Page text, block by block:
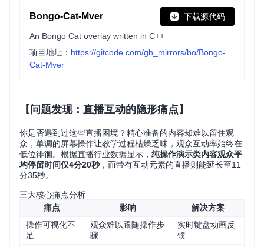
Bongo-Cat-Mver 下载源代码
An Bongo Cat overlay written in C++
项目地址： https://gitcode.com/gh_mirrors/bo/Bongo-
Cat-Mver
【问题发现：直播互动的隐形痛点】
你是否遇到过这些直播困境？精心准备的内容却难以留住观
众，单调的屏幕操作让教学过程枯燥乏味，观众互动率始终在
低位徘徊。根据直播行业数据显示， 纯操作演示类内容观众平
均停留时间仅4分20秒，而带有互动元素的直播则能延长至11
分35秒。
三大核心痛点分析
痛点
影响
解决方案
操作可视化不
足
观众难以跟随操作步
骤
实时键盘动画反
馈